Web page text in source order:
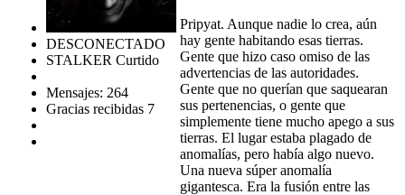
DESCONECTADO
STALKER Curtido
Mensajes: 264
Gracias recibidas 7
Pripyat. Aunque nadie lo crea, aún
hay gente habitando esas tierras.
Gente que hizo caso omiso de las
advertencias de las autoridades.
Gente que no querían que saquearan
sus pertenencias, o gente que
simplemente tiene mucho apego a sus
tierras. El lugar estaba plagado de
anomalías, pero había algo nuevo.
Una nueva súper anomalía
gigantesca. Era la fusión entre las